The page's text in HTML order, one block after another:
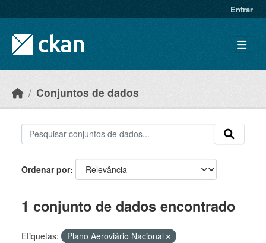
Entrar
Conjuntos de dados
Ordenar por
1 conjunto de dados encontrado
Etiquetas:
Plano Aeroviário Nacional